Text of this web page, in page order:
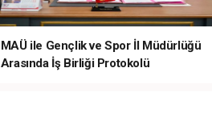
MAÜ ile Gençlik ve Spor İl Müdürlüğü
Arasında İş Birliği Protokolü